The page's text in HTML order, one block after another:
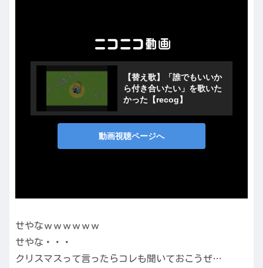
せやなｗｗｗｗｗｗ
せやな・・・
クリスマスって言ったらコレも聞いておこうぜ…